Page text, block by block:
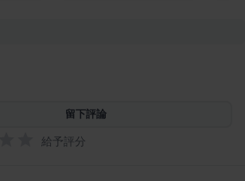
留下評論
給予評分